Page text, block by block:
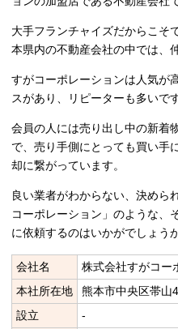
大手フランチャイズだからこそ
本県内の不動産会社の中では、
すがコーポレーションは人気が
スがあり、リピーターも多いです
会員の人には売り出し中の新着
で、売り手側にとっても買い手
却に繋がっています。
良い業者がわからない、決めら
コーポレーション」のような、
に依頼するのはいかがでしょうか
会社名
株式会社すがコー
本社所在地
熊本市中央区帯山
設立
‐